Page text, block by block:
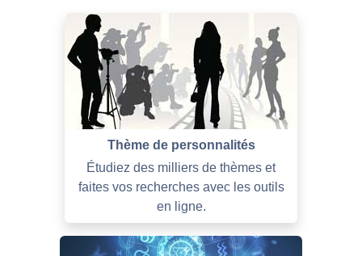
Thème de personnalités
Étudiez des milliers de thèmes et
faites vos recherches avec les outils
en ligne.